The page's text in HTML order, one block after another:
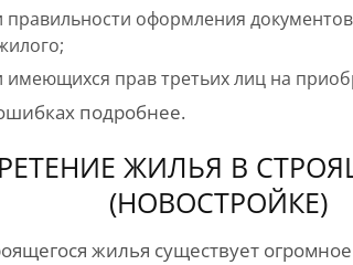
правильности оформления
имеющихся прав третьих лиц на
подробнее.
ЖИЛЬЯ В
(НОВОСТРОЙКЕ)
жилья существует